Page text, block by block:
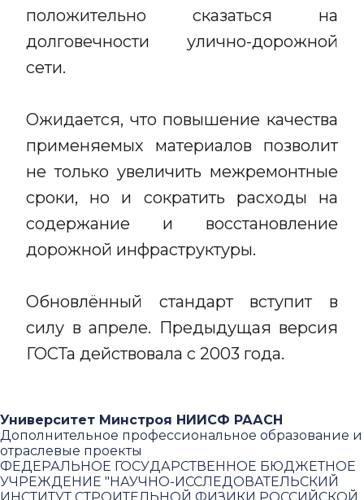
положительно сказаться на
долговечности улично-дорожной
сети.
Ожидается, что повышение качества
применяемых материалов позволит
не только увеличить межремонтные
сроки, но и сократить расходы на
содержание и восстановление
дорожной инфраструктуры.
Обновлённый стандарт вступит в
силу в апреле. Предыдущая версия
ГОСТа действовала с 2003 года.
Университет Минстроя НИИСФ РААСН
Дополнительное профессиональное образование и
отраслевые проекты
ФЕДЕРАЛЬНОЕ ГОСУДАРСТВЕННОЕ БЮДЖЕТНОЕ
УЧРЕЖДЕНИЕ "НАУЧНО-ИССЛЕДОВАТЕЛЬСКИЙ